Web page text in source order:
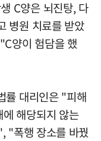
C양은 뇌진탕, 다
병원 치료를 받았
양이 험담을 했
률 대리인은 "피해
해당되지 않는
"폭행 장소를 바꿨